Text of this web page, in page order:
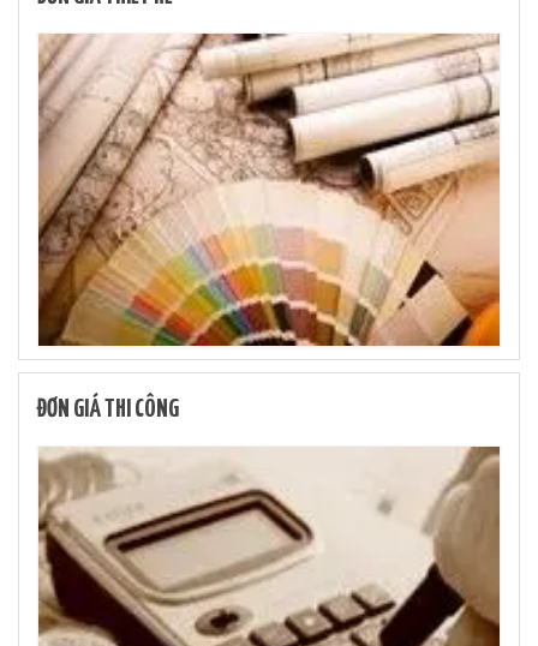
Xây dựng phần thô
Thi công xây dựng hoàn thiện
Thi công xây dựng nhà trọ
Kinh nghiệm làm nhà
Liên hệ
ĐƠN GIÁ THI CÔNG